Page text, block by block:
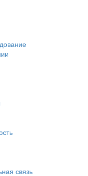
связь